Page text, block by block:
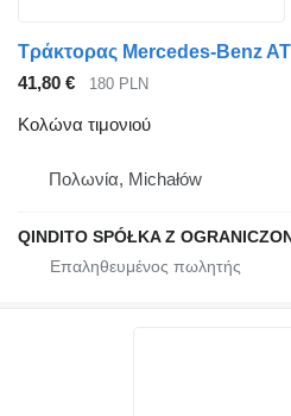
41,80 € 180 PLN
Κολώνα τιμονιού
Πολωνία, Michałów